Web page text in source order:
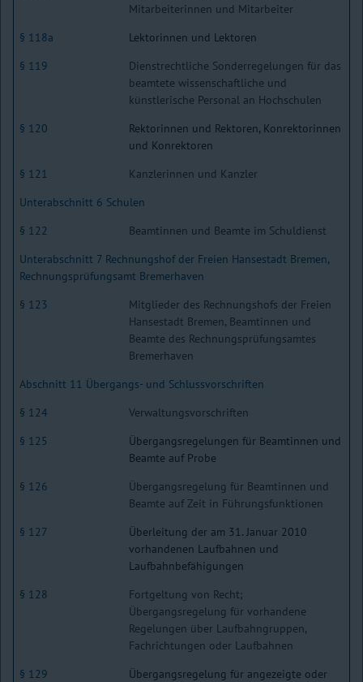
Mitarbeiterinnen und Mitarbeiter
§ 118a
Lektorinnen und Lektoren
§ 119
Dienstrechtliche Sonderregelungen für das
beamtete wissenschaftliche und
künstlerische Personal an Hochschulen
§ 120
Rektorinnen und Rektoren, Konrektorinnen
und Konrektoren
§ 121
Kanzlerinnen und Kanzler
Unterabschnitt 6 Schulen
§ 122
Beamtinnen und Beamte im Schuldienst
Unterabschnitt 7 Rechnungshof der Freien Hansestadt Bremen,
Rechnungsprüfungsamt Bremerhaven
§ 123
Mitglieder des Rechnungshofs der Freien
Hansestadt Bremen, Beamtinnen und
Beamte des Rechnungsprüfungsamtes
Bremerhaven
Abschnitt 11 Übergangs- und Schlussvorschriften
§ 124
Verwaltungsvorschriften
§ 125
Übergangsregelungen für Beamtinnen und
Beamte auf Probe
§ 126
Übergangsregelung für Beamtinnen und
Beamte auf Zeit in Führungsfunktionen
§ 127
Überleitung der am 31. Januar 2010
vorhandenen Laufbahnen und
Laufbahnbefähigungen
§ 128
Fortgeltung von Recht;
Übergangsregelung für vorhandene
Regelungen über Laufbahngruppen,
Fachrichtungen oder Laufbahnen
§ 129
Übergangsregelung für angezeigte oder